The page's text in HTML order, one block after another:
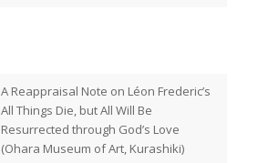
A Reappraisal Note on Léon Frederic’s
All Things Die, but All Will Be
Resurrected through God’s Love
(Ohara Museum of Art, Kurashiki)